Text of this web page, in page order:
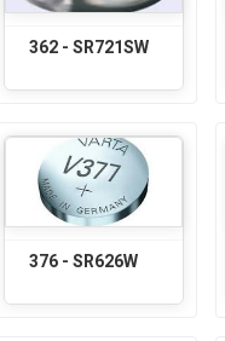
362 - SR721SW
376 - SR626W